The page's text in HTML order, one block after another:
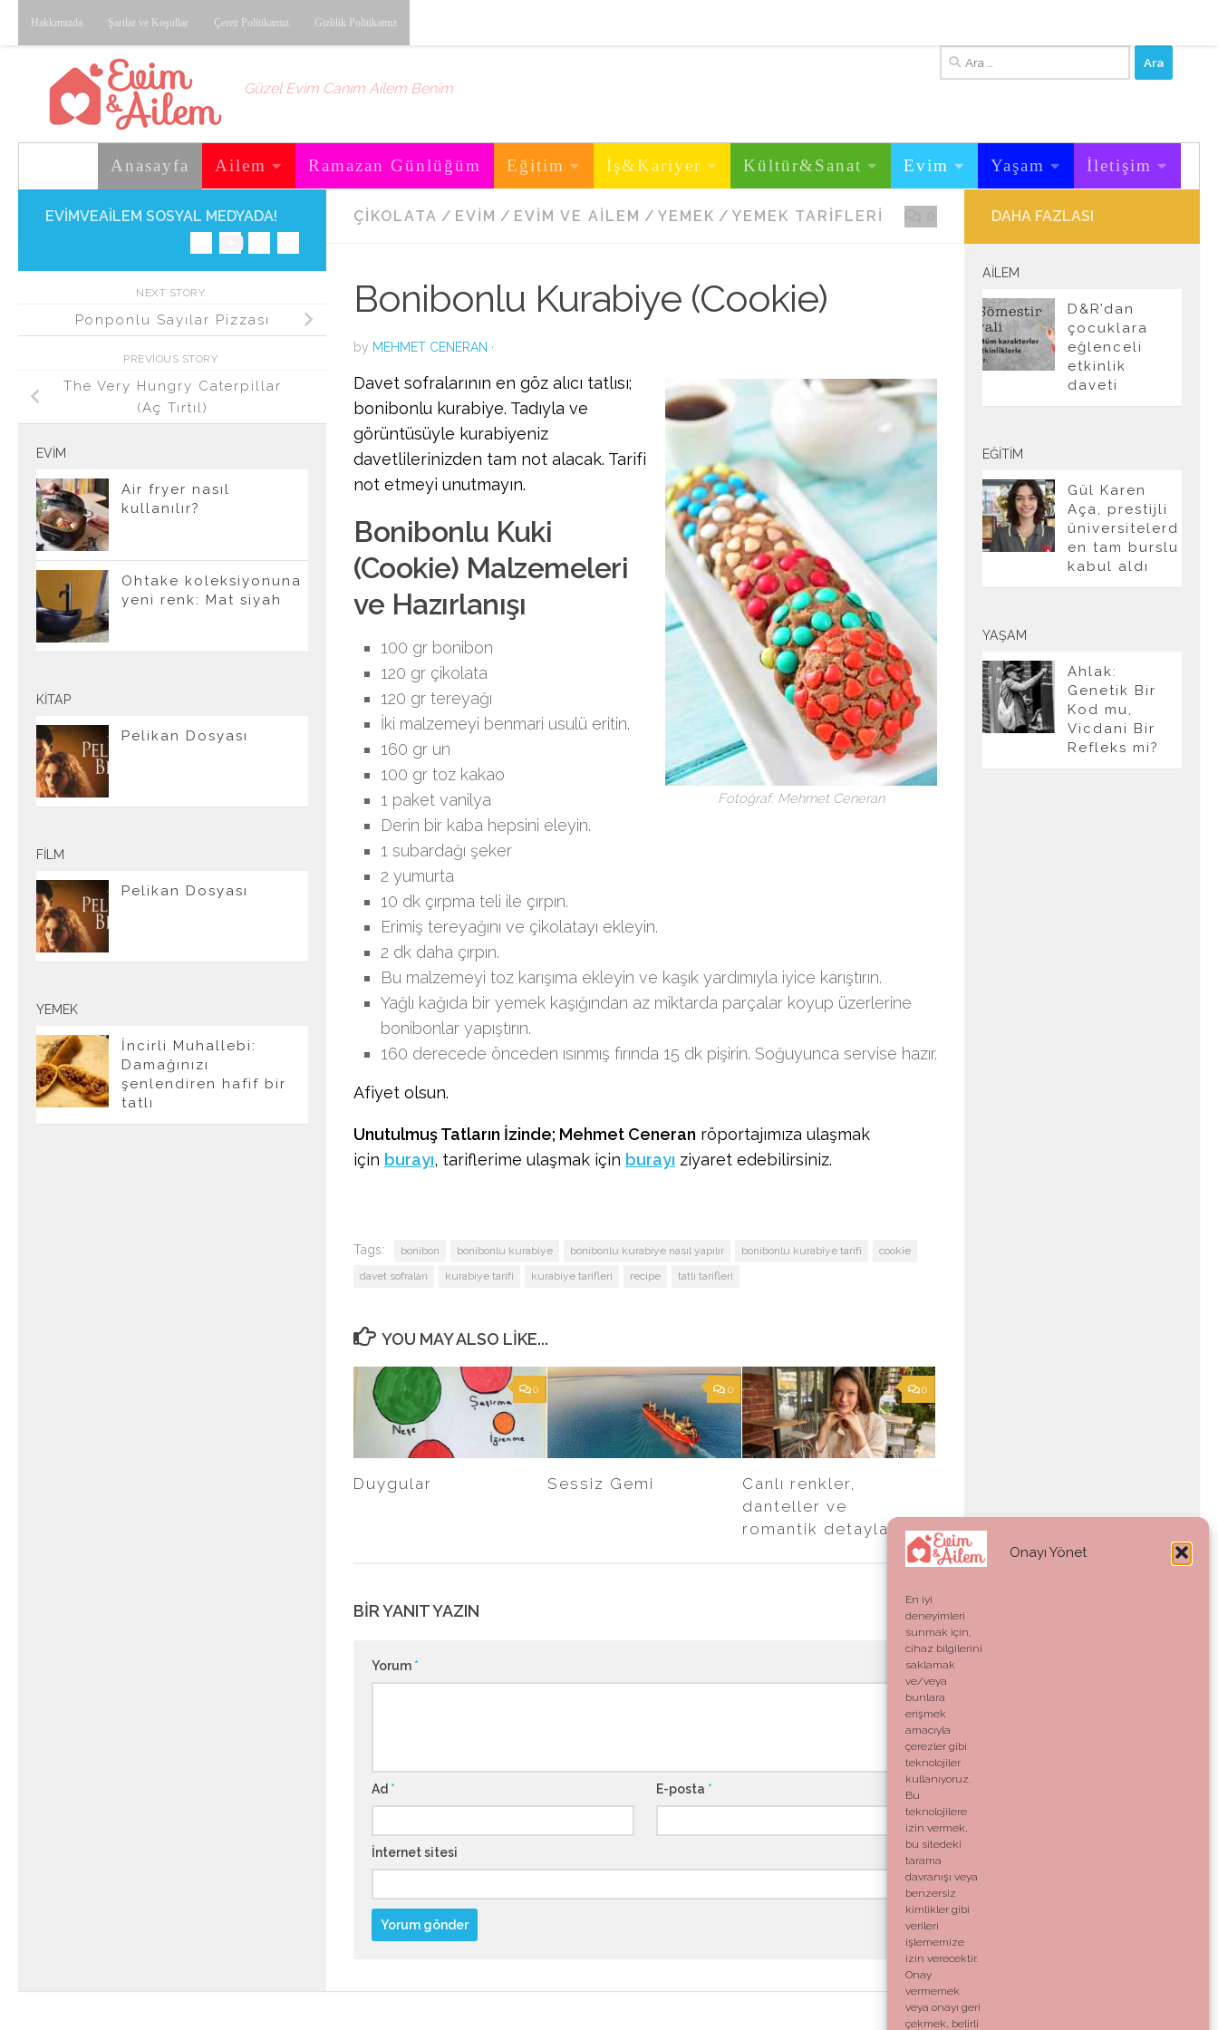
Onayı Yönet
En iyi
deneyimleri
sunmak için,
cihaz bilgilerini
saklamak
ve/veya
bunlara
erişmek
amacıyla
çerezler gibi
teknolojiler
kullanıyoruz.
Bu
teknolojilere
izin vermek,
bu sitedeki
tarama
davranışı veya
benzersiz
kimlikler gibi
verileri
işlememize
izin verecektir.
Onay
vermemek
veya onayı geri
çekmek, belirli
Skip to content
Hakkımızda Şartlar ve Koşullar Çerez Politikamız Gizlilik Politikamız
Güzel Evim Canım Ailem Benim
Arama:
Anasayfa Ailem Ramazan Günlüğüm Eğitim İş&Kariyer Kültür&Sanat Evim Yaşam İletişim
ÇIKOLATA / EVIM / EVIM VE AILEM / YEMEK / YEMEK TARIFLERI
Bonibonlu Kurabiye (Cookie)
by MEHMET CENERAN ·
Fotoğraf: Mehmet Ceneran
Davet sofralarının en göz alıcı tatlısı;
bonibonlu kurabiye. Tadıyla ve
görüntüsüyle kurabiyeniz
davetlilerinizden tam not alacak. Tarifi
not etmeyi unutmayın.
Bonibonlu Kuki
(Cookie) Malzemeleri
ve Hazırlanışı
100 gr bonibon
120 gr çikolata
120 gr tereyağı
İki malzemeyi benmari usulü eritin.
160 gr un
100 gr toz kakao
1 paket vanilya
Derin bir kaba hepsini eleyin.
1 subardağı şeker
2 yumurta
10 dk çırpma teli ile çırpın.
Erimiş tereyağını ve çikolatayı ekleyin.
2 dk daha çırpın.
Bu malzemeyi toz karışıma ekleyin ve kaşık yardımıyla iyice karıştırın.
Yağlı kağıda bir yemek kaşığından az miktarda parçalar koyup üzerlerine
bonibonlar yapıştırın.
160 derecede önceden ısınmış fırında 15 dk pişirin. Soğuyunca servise hazır.
Afiyet olsun.
Unutulmuş Tatların İzinde; Mehmet Ceneran röportajımıza ulaşmak
için burayı, tariflerime ulaşmak için burayı ziyaret edebilirsiniz.
Tags: bonibon bonibonlu kurabiye bonibonlu kurabiye nasıl yapılır bonibonlu kurabiye tarifi
cookie
davet sofraları
kurabiye tarifi kurabiye tarifleri recipe tatlı tarifleri
YOU MAY ALSO LIKE...
0
Duygular
0
Sessiz Gemi
0
Canlı renkler,
danteller ve
romantik detaylar
BIR YANIT YAZIN
Yorum *
Ad * E-posta *
İnternet sitesi
EVIMVEAILEM SOSYAL MEDYADA!
NEXT STORY
Ponponlu Sayılar Pizzası
PREVIOUS STORY
The Very Hungry Caterpillar
(Aç Tırtıl)
EVIM
Air fryer nasıl
kullanılır?
Ohtake koleksiyonuna
yeni renk: Mat siyah
KITAP
Pelikan Dosyası
FILM
Pelikan Dosyası
YEMEK
İncirli Muhallebi:
Damağınızı
şenlendiren hafif bir
tatlı
DAHA FAZLASI
AILEM
D&R’dan
çocuklara
eğlenceli
etkinlik
daveti
EĞITIM
Gül Karen
Aça, prestijli
üniversitelerd
en tam burslu
kabul aldı
YAŞAM
Ahlak:
Genetik Bir
Kod mu,
Vicdani Bir
Refleks mi?